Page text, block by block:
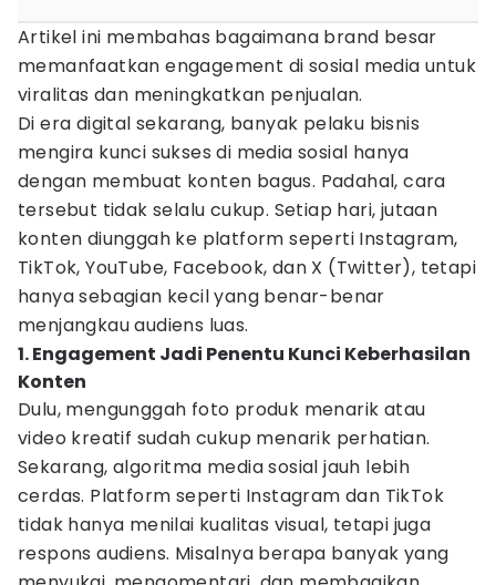
Artikel ini membahas bagaimana brand besar
memanfaatkan engagement di sosial media untuk
viralitas dan meningkatkan penjualan.
Di era digital sekarang, banyak pelaku bisnis
mengira kunci sukses di media sosial hanya
dengan membuat konten bagus. Padahal, cara
tersebut tidak selalu cukup. Setiap hari, jutaan
konten diunggah ke platform seperti Instagram,
TikTok, YouTube, Facebook, dan X (Twitter), tetapi
hanya sebagian kecil yang benar-benar
menjangkau audiens luas.
1. Engagement Jadi Penentu Kunci Keberhasilan
Konten
Dulu, mengunggah foto produk menarik atau
video kreatif sudah cukup menarik perhatian.
Sekarang, algoritma media sosial jauh lebih
cerdas. Platform seperti Instagram dan TikTok
tidak hanya menilai kualitas visual, tetapi juga
respons audiens. Misalnya berapa banyak yang